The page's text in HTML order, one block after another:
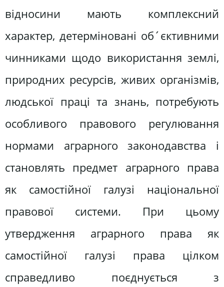
відносини мають комплексний
характер, детерміновані об´єктивними
чинниками щодо використання землі,
природних ресурсів, живих організмів,
людської праці та знань, потребують
особливого правового регулювання
нормами аграрного законодавства і
становлять предмет аграрного права
як самостійної галузі національної
правової системи. При цьому
утвердження аграрного права як
самостійної галузі права цілком
справедливо поєднується з